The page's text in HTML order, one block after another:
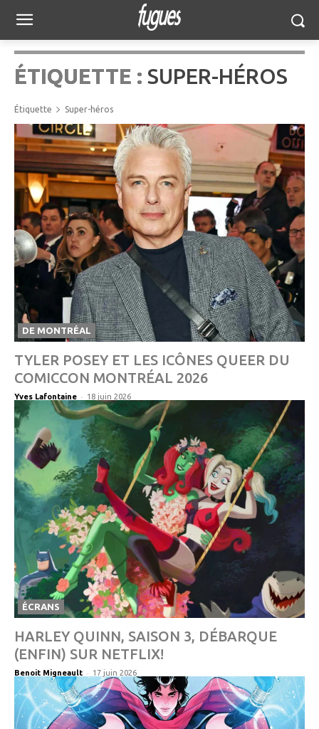
ÉTIQUETTE : SUPER-HÉROS
Étiquette Super-héros
DE MONTRÉAL
TYLER POSEY ET LES ICÔNES QUEER DU
COMICCON MONTRÉAL 2026
Yves Lafontaine - 18 juin 2026
ÉCRANS
HARLEY QUINN, SAISON 3, DÉBARQUE
(ENFIN) SUR NETFLIX!
Benoit Migneault - 17 juin 2026